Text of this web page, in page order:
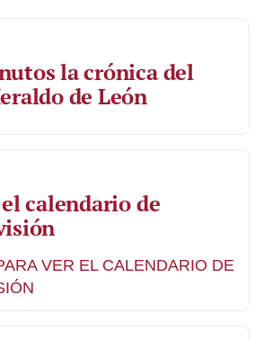
la crónica del
de León
calendario de
VER EL CALENDARIO DE